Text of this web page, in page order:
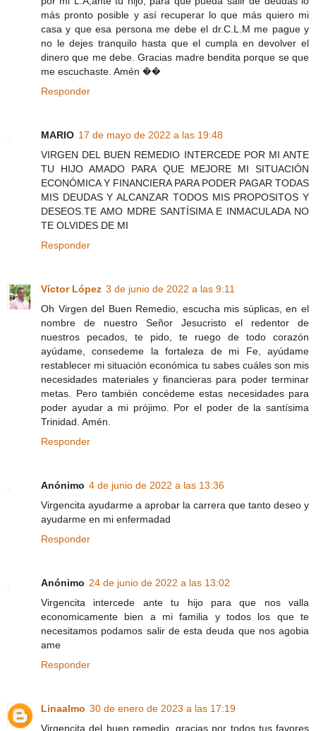
más pronto posible y así recuperar lo que más quiero mi
casa y que esa persona me debe el dr.C.L.M me pague y
no le dejes tranquilo hasta que el cumpla en devolver el
dinero que me debe. Gracias madre bendita porque se que
me escuchaste. Amén ��
Responder
MARIO 17 de mayo de 2022 a las 19:48
VIRGEN DEL BUEN REMEDIO INTERCEDE POR MI ANTE
TU HIJO AMADO PARA QUE MEJORE MI SITUACIÓN
ECONÓMICA Y FINANCIERA PARA PODER PAGAR TODAS
MIS DEUDAS Y ALCANZAR TODOS MIS PROPOSITOS Y
DESEOS.TE AMO MDRE SANTÍSIMA E INMACULADA NO
TE OLVIDES DE MI
Responder
Víctor López 3 de junio de 2022 a las 9:11
Oh Virgen del Buen Remedio, escucha mis súplicas, en el
nombre de nuestro Señor Jesucristo el redentor de
nuestros pecados, te pido, te ruego de todo corazón
ayúdame, consedeme la fortaleza de mi Fe, ayúdame
restablecer mi situación económica tu sabes cuáles son mis
necesidades materiales y financieras para poder terminar
metas. Pero también concédeme estas necesidades para
poder ayudar a mi prójimo. Por el poder de la santísima
Trinidad. Amén.
Responder
Anónimo 4 de junio de 2022 a las 13:36
Virgencita ayudarme a aprobar la carrera que tanto deseo y
ayudarme en mi enfermadad
Responder
Anónimo 24 de junio de 2022 a las 13:02
Virgencita intercede ante tu hijo para que nos valla
economicamente bien a mi familia y todos los que te
necesitamos podamos salir de esta deuda que nos agobia
ame
Responder
Linaalmo 30 de enero de 2023 a las 17:19
Virgencita del buen remedio, gracias por todos tus favores